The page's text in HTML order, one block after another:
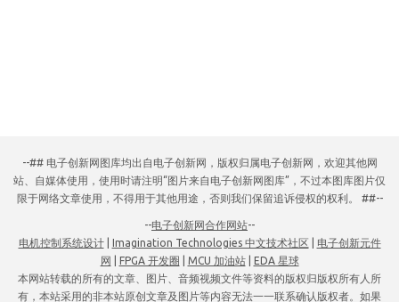
--## 电子创新网图库均出自电子创新网，版权归属电子创新网，欢迎其他网
站、自媒体使用，使用时请注明“图片来自电子创新网图库”，不过本图库图片仅
限于网络文章使用，不得用于其他用途，否则我们保留追诉侵权的权利。 ##--
--电子创新网合作网站--
电机控制系统设计| Imagination Technologies 中文技术社区
电子创新元件
网
FPGA 开发圈 MCU 加油站| EDA 星球
本网站转载的所有的文章、图片、音频视频文件等资料的版权归版权所有人所
有，本站采用的非本站原创文章及图片等内容无法一一联系确认版权者。如果